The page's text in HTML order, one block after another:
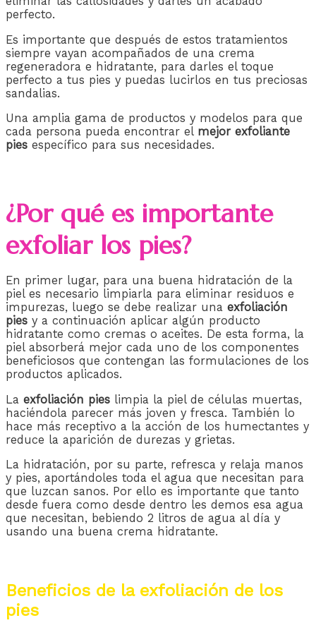
perfecto.
Es importante que después de estos tratamientos
siempre vayan acompañados de una crema
regeneradora e hidratante, para darles el toque
perfecto a tus pies y puedas lucirlos en tus preciosas
sandalias.
Una amplia gama de productos y modelos para que
cada persona pueda encontrar el mejor exfoliante
pies específico para sus necesidades.
¿Por qué es importante
exfoliar los pies?
En primer lugar, para una buena hidratación de la
piel es necesario limpiarla para eliminar residuos e
impurezas, luego se debe realizar una exfoliación
pies y a continuación aplicar algún producto
hidratante como cremas o aceites. De esta forma, la
piel absorberá mejor cada uno de los componentes
beneficiosos que contengan las formulaciones de los
productos aplicados.
La exfoliación pies limpia la piel de células muertas,
haciéndola parecer más joven y fresca. También lo
hace más receptivo a la acción de los humectantes y
reduce la aparición de durezas y grietas.
La hidratación, por su parte, refresca y relaja manos
y pies, aportándoles toda el agua que necesitan para
que luzcan sanos. Por ello es importante que tanto
desde fuera como desde dentro les demos esa agua
que necesitan, bebiendo 2 litros de agua al día y
usando una buena crema hidratante.
Beneficios de la exfoliación de los
pies